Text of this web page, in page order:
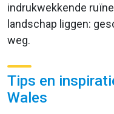
indrukwekkende
landschap liggen:
weg.
Tips en
Wales